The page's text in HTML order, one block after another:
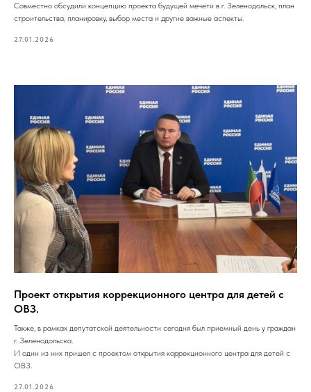
Совместно обсудили концепцию проекта будущей мечети в г. Зеленодольск, план
строительства, планировку, выбор места и другие важные аспекты.
27.01.2026
Проект открытия коррекционного центра для детей с
ОВЗ.
Также, в рамках депутатской деятельности сегодня был приемный день у граждан
г. Зеленодольска.
И один из них пришел с проектом открытия коррекционного центра для детей с
ОВЗ.
27.01.2026